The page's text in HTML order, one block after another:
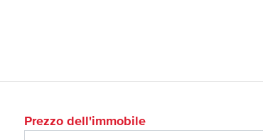
Prezzo dell'immobile